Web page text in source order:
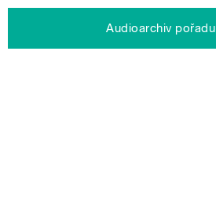
Audioarchiv pořadu